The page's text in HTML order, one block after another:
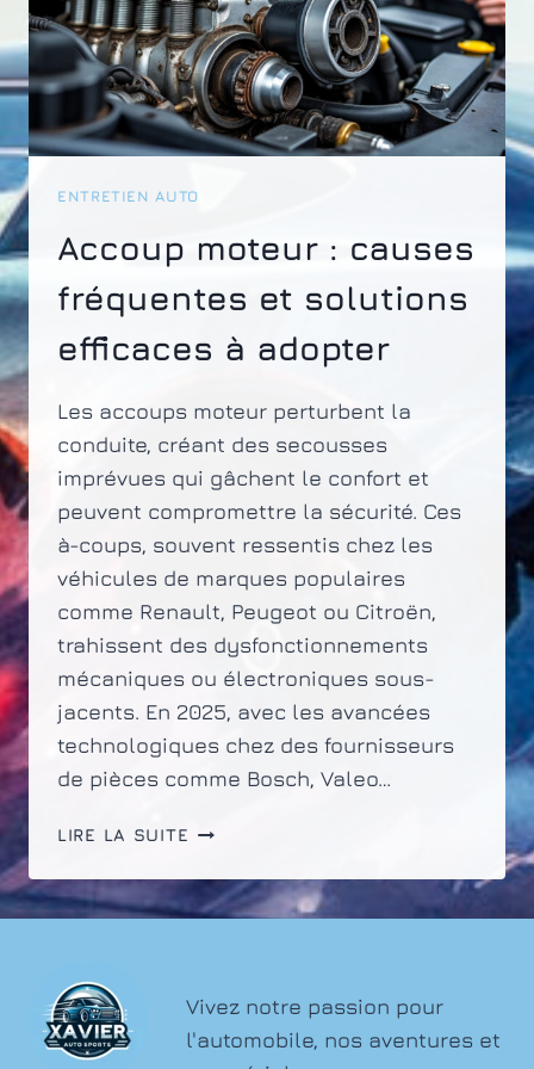
ENTRETIEN AUTO
Accoup moteur : causes
fréquentes et solutions
efficaces à adopter
Les accoups moteur perturbent la
conduite, créant des secousses
imprévues qui gâchent le confort et
peuvent compromettre la sécurité. Ces
à-coups, souvent ressentis chez les
véhicules de marques populaires
comme Renault, Peugeot ou Citroën,
trahissent des dysfonctionnements
mécaniques ou électroniques sous-
jacents. En 2025, avec les avancées
technologiques chez des fournisseurs
de pièces comme Bosch, Valeo…
LIRE LA SUITE ACCOUP
:
CAUSES
À
Vivez notre passion pour
l'automobile, nos aventures et